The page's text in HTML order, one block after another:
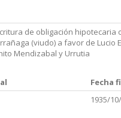
de obligación hipotecaria
(viudo) a favor de Lucio
Mendizabal y Urrutia
Fecha
1935/